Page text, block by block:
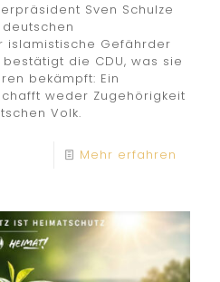
Sven Schulze
islamistische Gefährder
die CDU, was sie
bekämpft: Ein
weder Zugehörigkeit
Volk.
Mehr erfahren